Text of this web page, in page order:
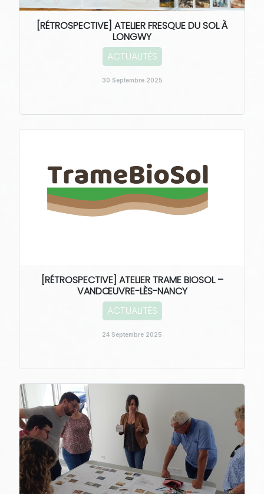
[RÉTROSPECTIVE] ATELIER FRESQUE DU SOL À
LONGWY
ACTUALITÉS
30 Septembre 2025
[RÉTROSPECTIVE] ATELIER TRAME BIOSOL –
VANDŒUVRE-LÈS-NANCY
ACTUALITÉS
24 Septembre 2025